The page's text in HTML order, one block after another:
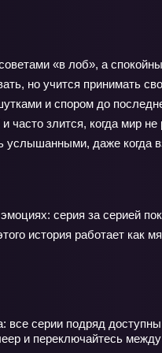
«в лоб», а
но учится принимать
и спором до
злится, когда мир не
даже когда
серия за серией
история работает как
серии подряд
и переключайтесь